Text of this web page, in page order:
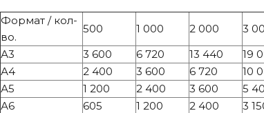
Формат / кол-
во.
500 1 000 2 000
3
А3
3 600 6 720 13 440
19
А4
2 400 3 600 6 720
10
А5
1 200 2 400 3 600
5
А6
605 1 200 2 400
3